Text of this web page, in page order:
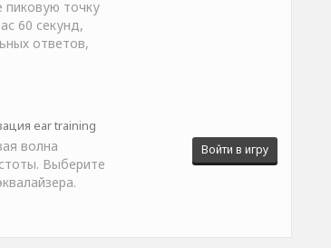
пиковую точку
60 секунд,
ответов,
ear training
волна
Выберите
Войти в игру